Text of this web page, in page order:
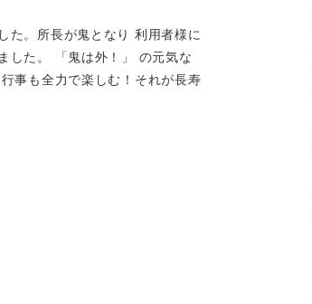
た。所長が鬼となり 利用者様に
した。 「鬼は外！」 の元気な
事も全力で楽しむ！それが長寿